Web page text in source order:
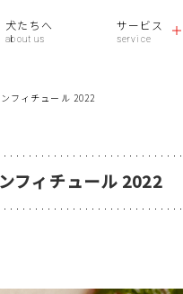
犬たちへ サービス
フィチュール 2022
フィチュール 2022